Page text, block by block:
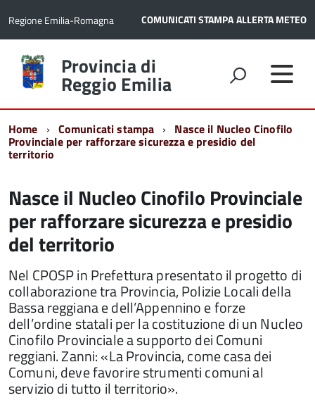
Regione Emilia-Romagna COMUNICATI STAMPAALLERTA METEO
Torna
alla
home
Provincia di
Reggio Emilia
Home Comunicati stampa Nasce il Nucleo Cinofilo
Provinciale per rafforzare sicurezza e presidio del
territorio
Nasce il Nucleo Cinofilo Provinciale
per rafforzare sicurezza e presidio
del territorio
Nel CPOSP in Prefettura presentato il progetto di
collaborazione tra Provincia, Polizie Locali della
Bassa reggiana e dell’Appennino e forze
dell’ordine statali per la costituzione di un Nucleo
Cinofilo Provinciale a supporto dei Comuni
reggiani. Zanni: «La Provincia, come casa dei
Comuni, deve favorire strumenti comuni al
servizio di tutto il territorio».